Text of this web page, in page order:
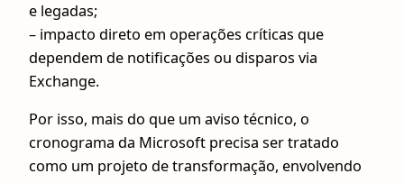
e legadas;
– impacto direto em operações críticas que
dependem de notificações ou disparos via
Exchange.
Por isso, mais do que um aviso técnico, o
cronograma da Microsoft precisa ser tratado
como um projeto de transformação, envolvendo